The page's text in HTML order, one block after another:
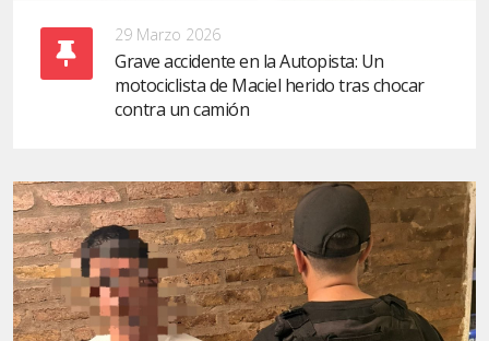
29 Marzo 2026
Grave accidente en la Autopista: Un
motociclista de Maciel herido tras chocar
contra un camión